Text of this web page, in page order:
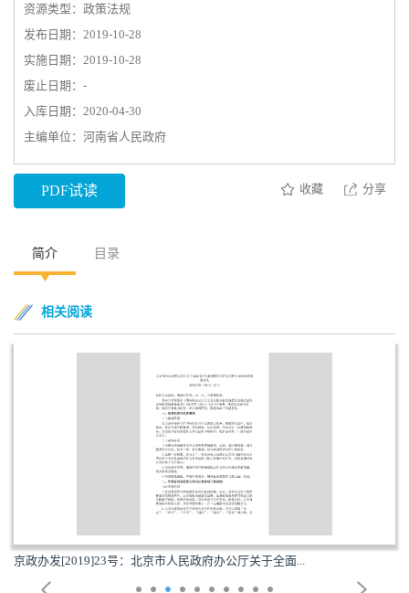
资源类型：政策法规
发布日期：2019-10-28
实施日期：2019-10-28
废止日期：-
入库日期：2020-04-30
主编单位：河南省人民政府
PDF试读 收藏 分享
简介 目录
相关阅读
京政办发[2019]23号：北京市人民政府办公厅关于全面...